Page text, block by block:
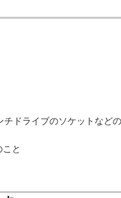
ドライブのソケットなど
と